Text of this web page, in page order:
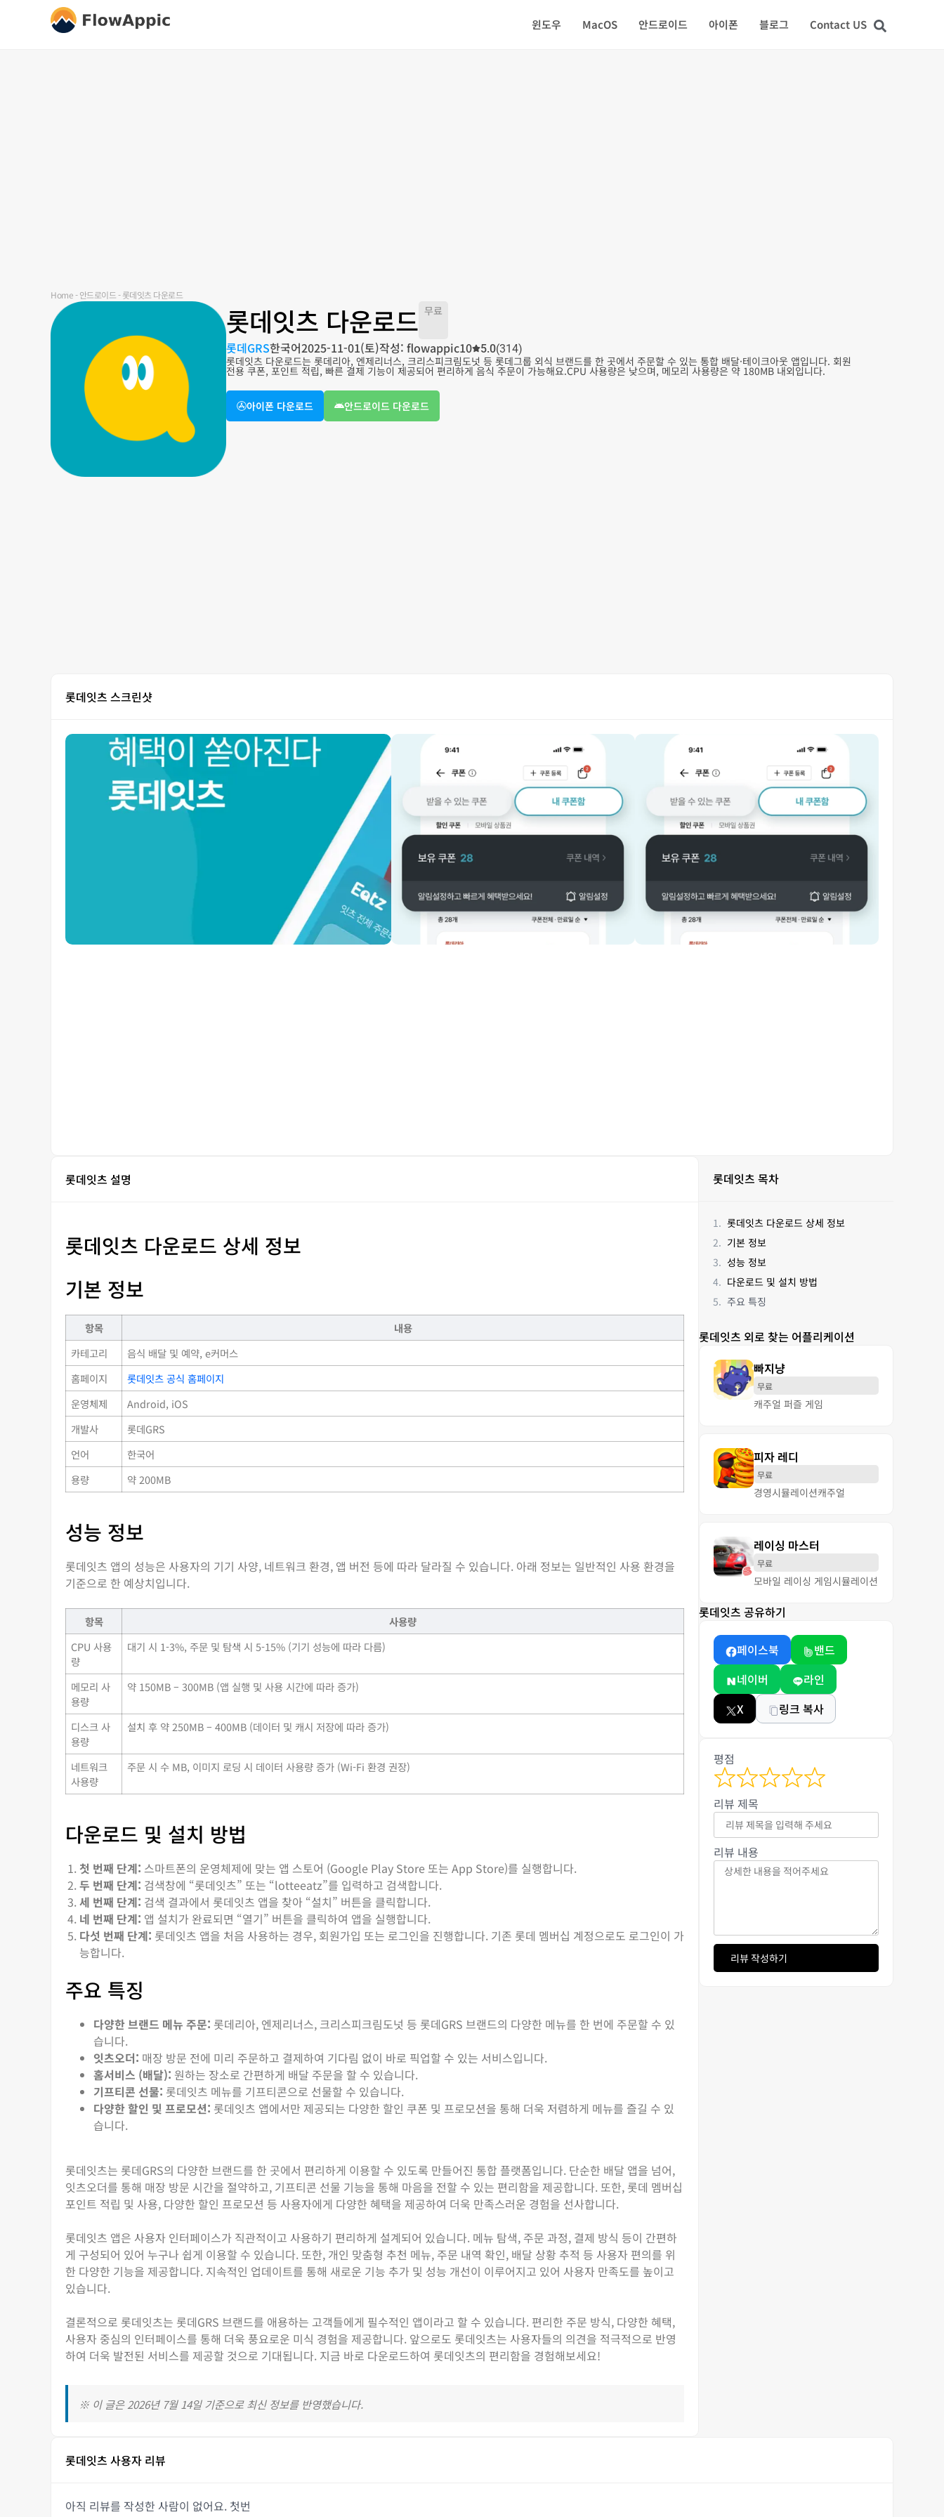
윈도우 MacOS 안드로이드 아이폰 블로그 Contact US
Home-안드로이드-롯데잇츠 다운로드
롯데잇츠 다운로드 무료
롯데GRS한국어2025-11-01(토)작성: flowappic10 5.0(314)
롯데잇츠 다운로드는 롯데리아, 엔제리너스, 크리스피크림도넛 등 롯데그룹 외식 브랜드를 한 곳에서 주문할 수 있는 통합 배달·테이크아웃 앱입니다. 회원
전용 쿠폰, 포인트 적립, 빠른 결제 기능이 제공되어 편리하게 음식 주문이 가능해요.CPU 사용량은 낮으며, 메모리 사용량은 약 180MB 내외입니다.
아이폰 다운로드 안드로이드 다운로드
롯데잇츠 스크린샷
롯데잇츠 설명
롯데잇츠 다운로드 상세 정보
기본 정보
항목
내용
카테고리
음식 배달 및 예약, e커머스
홈페이지
롯데잇츠 공식 홈페이지
운영체제
Android, iOS
개발사
롯데GRS
언어
한국어
용량
약 200MB
성능 정보
롯데잇츠 앱의 성능은 사용자의 기기 사양, 네트워크 환경, 앱 버전 등에 따라 달라질 수 있습니다. 아래 정보는 일반적인 사용 환경을
기준으로 한 예상치입니다.
항목
사용량
CPU 사용
량
대기 시 1-3%, 주문 및 탐색 시 5-15% (기기 성능에 따라 다름)
메모리 사
용량
약 150MB – 300MB (앱 실행 및 사용 시간에 따라 증가)
디스크 사
용량
설치 후 약 250MB – 400MB (데이터 및 캐시 저장에 따라 증가)
네트워크
사용량
주문 시 수 MB, 이미지 로딩 시 데이터 사용량 증가 (Wi-Fi 환경 권장)
다운로드 및 설치 방법
첫 번째 단계: 스마트폰의 운영체제에 맞는 앱 스토어 (Google Play Store 또는 App Store)를 실행합니다.
두 번째 단계: 검색창에 “롯데잇츠” 또는 “lotteeatz”를 입력하고 검색합니다.
세 번째 단계: 검색 결과에서 롯데잇츠 앱을 찾아 “설치” 버튼을 클릭합니다.
네 번째 단계: 앱 설치가 완료되면 “열기” 버튼을 클릭하여 앱을 실행합니다.
다섯 번째 단계: 롯데잇츠 앱을 처음 사용하는 경우, 회원가입 또는 로그인을 진행합니다. 기존 롯데 멤버십 계정으로도 로그인이 가
능합니다.
주요 특징
다양한 브랜드 메뉴 주문: 롯데리아, 엔제리너스, 크리스피크림도넛 등 롯데GRS 브랜드의 다양한 메뉴를 한 번에 주문할 수 있
습니다.
잇츠오더: 매장 방문 전에 미리 주문하고 결제하여 기다림 없이 바로 픽업할 수 있는 서비스입니다.
홈서비스 (배달): 원하는 장소로 간편하게 배달 주문을 할 수 있습니다.
기프티콘 선물: 롯데잇츠 메뉴를 기프티콘으로 선물할 수 있습니다.
다양한 할인 및 프로모션: 롯데잇츠 앱에서만 제공되는 다양한 할인 쿠폰 및 프로모션을 통해 더욱 저렴하게 메뉴를 즐길 수 있
습니다.
롯데잇츠는 롯데GRS의 다양한 브랜드를 한 곳에서 편리하게 이용할 수 있도록 만들어진 통합 플랫폼입니다. 단순한 배달 앱을 넘어,
잇츠오더를 통해 매장 방문 시간을 절약하고, 기프티콘 선물 기능을 통해 마음을 전할 수 있는 편리함을 제공합니다. 또한, 롯데 멤버십
포인트 적립 및 사용, 다양한 할인 프로모션 등 사용자에게 다양한 혜택을 제공하여 더욱 만족스러운 경험을 선사합니다.
롯데잇츠 앱은 사용자 인터페이스가 직관적이고 사용하기 편리하게 설계되어 있습니다. 메뉴 탐색, 주문 과정, 결제 방식 등이 간편하
게 구성되어 있어 누구나 쉽게 이용할 수 있습니다. 또한, 개인 맞춤형 추천 메뉴, 주문 내역 확인, 배달 상황 추적 등 사용자 편의를 위
한 다양한 기능을 제공합니다. 지속적인 업데이트를 통해 새로운 기능 추가 및 성능 개선이 이루어지고 있어 사용자 만족도를 높이고
있습니다.
결론적으로 롯데잇츠는 롯데GRS 브랜드를 애용하는 고객들에게 필수적인 앱이라고 할 수 있습니다. 편리한 주문 방식, 다양한 혜택,
사용자 중심의 인터페이스를 통해 더욱 풍요로운 미식 경험을 제공합니다. 앞으로도 롯데잇츠는 사용자들의 의견을 적극적으로 반영
하여 더욱 발전된 서비스를 제공할 것으로 기대됩니다. 지금 바로 다운로드하여 롯데잇츠의 편리함을 경험해보세요!
※ 이 글은 2026년 7월 14일 기준으로 최신 정보를 반영했습니다.
롯데잇츠 목차
롯데잇츠 다운로드 상세 정보
기본 정보
성능 정보
다운로드 및 설치 방법
주요 특징
롯데잇츠 외로 찾는 어플리케이션
빠지냥
무료
캐주얼 퍼즐 게임
피자 레디
무료
경영시뮬레이션캐주얼
레이싱 마스터
무료
모바일 레이싱 게임시뮬레이션
롯데잇츠 공유하기
페이스북
밴드
네이버
라인
X
링크 복사
평점
리뷰 제목
리뷰 내용
리뷰 작성하기
롯데잇츠 사용자 리뷰
아직 리뷰를 작성한 사람이 없어요. 첫번